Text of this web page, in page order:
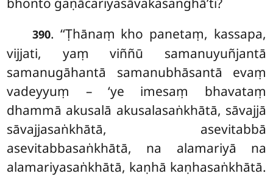
390. ‘‘Ṭhānaṃ kho panetaṃ, kassapa,
vijjati, yaṃ viññū samanuyuñjantā
samanugāhantā samanubhāsantā evaṃ
vadeyyuṃ – ‘ye imesaṃ bhavataṃ
dhammā akusalā akusalasaṅkhātā, sāvajjā
sāvajjasaṅkhātā, asevitabbā
asevitabbasaṅkhātā, na alamariyā na
alamariyasaṅkhātā, kaṇhā kaṇhasaṅkhātā.